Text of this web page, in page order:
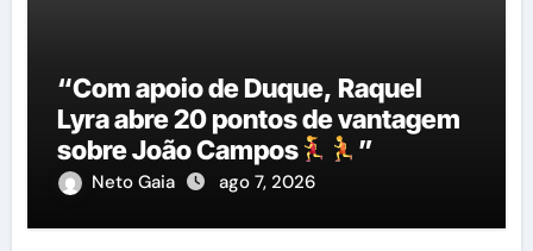
“Com apoio de Duque, Raquel
Lyra abre 20 pontos de vantagem
sobre João Campos
”
Neto Gaia ago 7, 2026